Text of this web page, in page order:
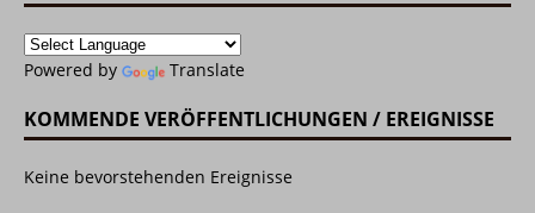
Powered by Translate
KOMMENDE VERÖFFENTLICHUNGEN / EREIGNISSE
Keine bevorstehenden Ereignisse